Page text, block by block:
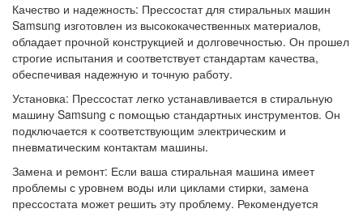
Качество и надежность: Прессостат для стиральных машин
Samsung изготовлен из высококачественных материалов,
обладает прочной конструкцией и долговечностью. Он прошел
строгие испытания и соответствует стандартам качества,
обеспечивая надежную и точную работу.
Установка: Прессостат легко устанавливается в стиральную
машину Samsung с помощью стандартных инструментов. Он
подключается к соответствующим электрическим и
пневматическим контактам машины.
Замена и ремонт: Если ваша стиральная машина имеет
проблемы с уровнем воды или циклами стирки, замена
прессостата может решить эту проблему. Рекомендуется